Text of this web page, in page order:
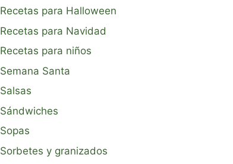
Recetas para Halloween
Recetas para Navidad
Recetas para niños
Semana Santa
Salsas
Sándwiches
Sopas
Sorbetes y granizados